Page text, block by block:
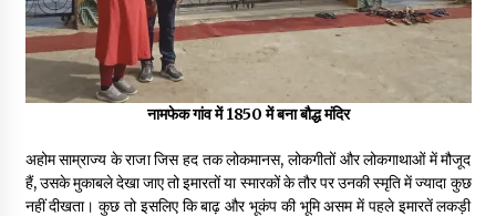
नामफेक गांव में 1850 में बना बौद्ध मंदिर
अहोम साम्राज्य के राजा जिस हद तक लोकमानस, लोकगीतों और लोकगाथाओं में मौजूद
हैं, उसके मुकाबले देखा जाए तो इमारतों या स्मारकों के तौर पर उनकी स्मृति में ज्यादा कुछ
नहीं दीखता। कुछ तो इसलिए कि बाढ़ और भूकंप की भूमि असम में पहले इमारतें लकड़ी